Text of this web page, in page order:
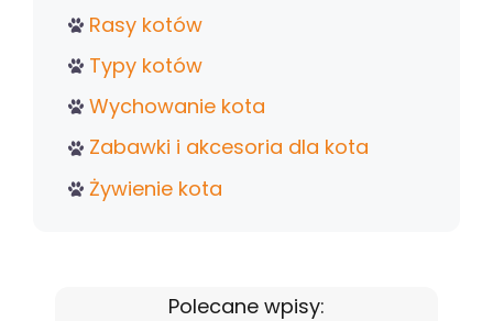
Rasy kotów
Typy kotów
Wychowanie kota
Zabawki i akcesoria dla kota
Żywienie kota
Polecane wpisy: